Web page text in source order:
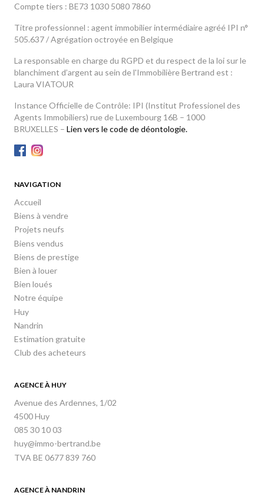
Compte tiers : BE73 1030 5080 7860
Titre professionnel : agent immobilier intermédiaire agréé IPI n°
505.637 / Agrégation octroyée en Belgique
La responsable en charge du RGPD et du respect de la loi sur le
blanchiment d’argent au sein de l'Immobilière Bertrand est :
Laura VIATOUR
Instance Officielle de Contrôle: IPI (Institut Professionel des
Agents Immobiliers) rue de Luxembourg 16B – 1000
BRUXELLES – Lien vers le code de déontologie.
NAVIGATION
Accueil
Biens à vendre
Projets neufs
Biens vendus
Biens de prestige
Bien à louer
Bien loués
Notre équipe
Huy
Nandrin
Estimation gratuite
Club des acheteurs
AGENCE À HUY
Avenue des Ardennes, 1/02
4500 Huy
085 30 10 03
huy@immo-bertrand.be
TVA BE 0677 839 760
AGENCE À NANDRIN